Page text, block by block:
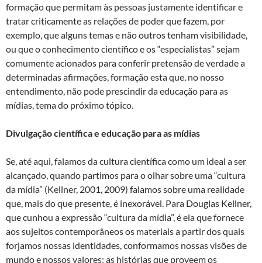
formação que permitam às pessoas justamente identificar e
tratar criticamente as relações de poder que fazem, por
exemplo, que alguns temas e não outros tenham visibilidade,
ou que o conhecimento científico e os “especialistas” sejam
comumente acionados para conferir pretensão de verdade a
determinadas afirmações, formação esta que, no nosso
entendimento, não pode prescindir da educação para as
mídias, tema do próximo tópico.
Divulgação científica e educação para as mídias
Se, até aqui, falamos da cultura científica como um ideal a ser
alcançado, quando partimos para o olhar sobre uma “cultura
da mídia” (Kellner, 2001, 2009) falamos sobre uma realidade
que, mais do que presente, é inexorável. Para Douglas Kellner,
que cunhou a expressão “cultura da mídia”, é ela que fornece
aos sujeitos contemporâneos os materiais a partir dos quais
forjamos nossas identidades, conformamos nossas visões de
mundo e nossos valores; as histórias que proveem os